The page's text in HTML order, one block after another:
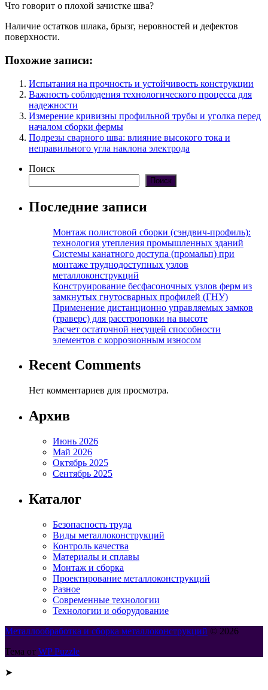
Что говорит о плохой зачистке шва?
Наличие остатков шлака, брызг, неровностей и дефектов
поверхности.
Похожие записи:
Испытания на прочность и устойчивость конструкции
Важность соблюдения технологического процесса для
надежности
Измерение кривизны профильной трубы и уголка перед
началом сборки фермы
Подрезы сварного шва: влияние высокого тока и
неправильного угла наклона электрода
Поиск
Поиск
Последние записи
Монтаж полистовой сборки (сэндвич-профиль):
технология утепления промышленных зданий
Системы канатного доступа (промальп) при
монтаже труднодоступных узлов
металлоконструкций
Конструирование бесфасоночных узлов ферм из
замкнутых гнутосварных профилей (ГНУ)
Применение дистанционно управляемых замков
(траверс) для расстроповки на высоте
Расчет остаточной несущей способности
элементов с коррозионным износом
Recent Comments
Нет комментариев для просмотра.
Архив
Июнь 2026
Май 2026
Октябрь 2025
Сентябрь 2025
Каталог
Безопасность труда
Виды металлоконструкций
Контроль качества
Материалы и сплавы
Монтаж и сборка
Проектирование металлоконструкций
Разное
Современные технологии
Технологии и оборудование
Металлообработка и сборка металлоконструкций © 2026
Тема от WP Puzzle
➤